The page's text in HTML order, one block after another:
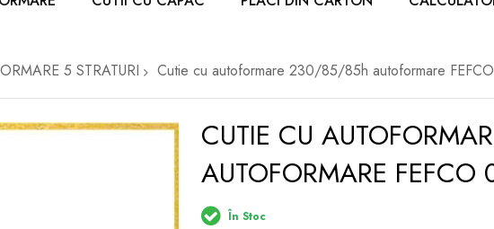
5 STRATURI Cutie cu autoformare 230/85/85h autoformare
CUTIE CU
AUTOFORMARE FEFCO
În Stoc